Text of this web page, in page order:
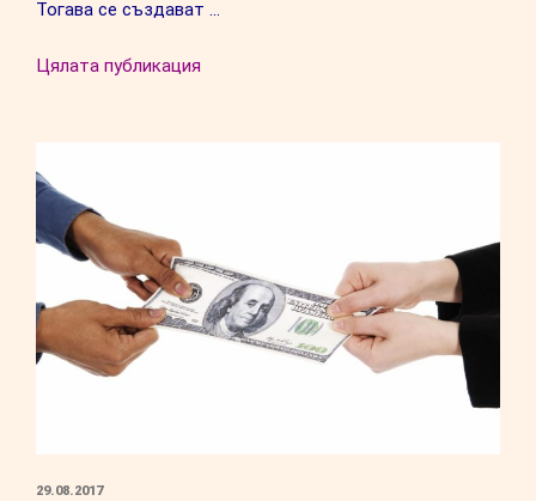
Тогава се създават …
Цялата публикация
любовният
ни
живот”
ПУБЛИКУВАНО
29.08.2017